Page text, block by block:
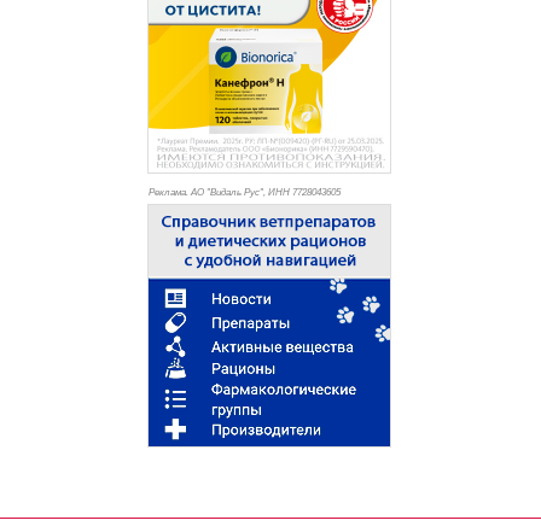
Реклама. АО "Видаль Рус", ИНН 7728043605